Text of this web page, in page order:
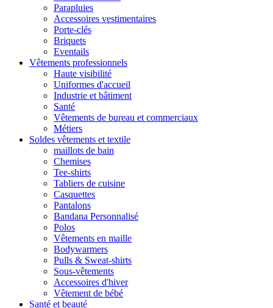
Parapluies
Accessoires vestimentaires
Porte-clés
Briquets
Eventails
Vêtements professionnels
Haute visibilité
Uniformes d'accueil
Industrie et bâtiment
Santé
Vêtements de bureau et commerciaux
Métiers
Soldes vêtements et textile
maillots de bain
Chemises
Tee-shirts
Tabliers de cuisine
Casquettes
Pantalons
Bandana Personnalisé
Polos
Vêtements en maille
Bodywarmers
Pulls & Sweat-shirts
Sous-vêtements
Accessoires d'hiver
Vêtement de bébé
Santé et beauté